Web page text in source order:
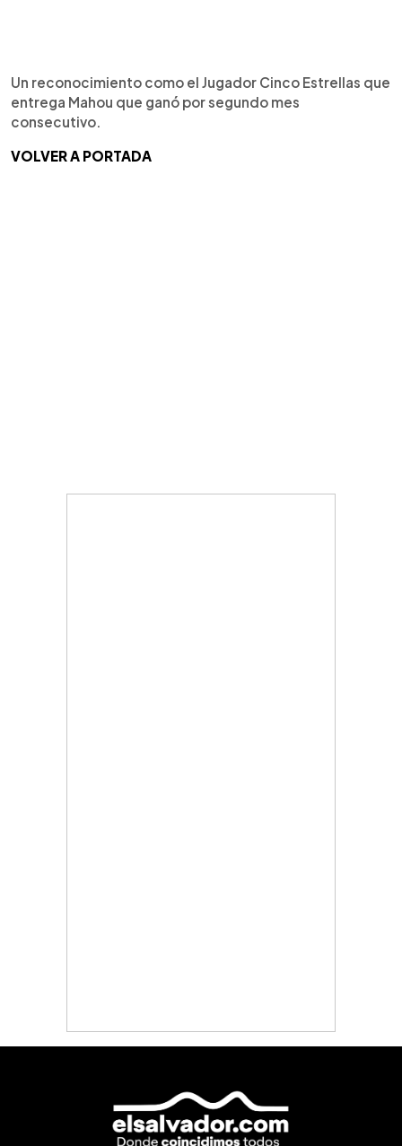
Un reconocimiento como el Jugador Cinco Estrellas que
entrega Mahou que ganó por segundo mes
consecutivo.
VOLVER A PORTADA